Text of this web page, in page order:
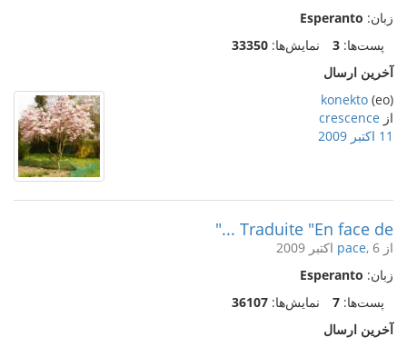
زبان: Esperanto
پست‌ها: 3 نمایش‌ها: 33350
آخرین ارسال
(eo)
konekto
از crescence
11 اکتبر 2009
Traduite "En face de ..."
از pace, 6 اکتبر 2009
زبان: Esperanto
پست‌ها: 7 نمایش‌ها: 36107
آخرین ارسال